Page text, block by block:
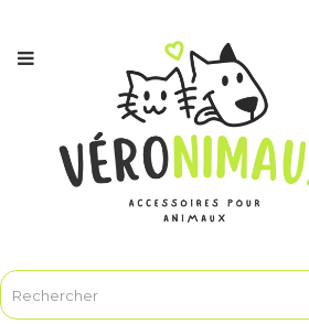
NOUVEAUTÉS
CHIENS
CHATS
MAÎTRES
ET